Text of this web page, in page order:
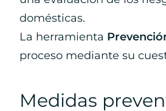
domésticas.
La herramienta
proceso mediante su
Medidas